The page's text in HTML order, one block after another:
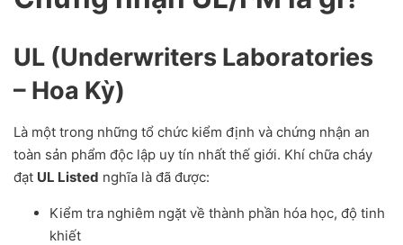
UL (Underwriters Laboratories
– Hoa Kỳ)
Là một trong những tổ chức kiểm định và chứng nhận an
toàn sản phẩm độc lập uy tín nhất thế giới. Khí chữa cháy
đạt UL Listed nghĩa là đã được:
Kiểm tra nghiêm ngặt về thành phần hóa học, độ tinh
khiết